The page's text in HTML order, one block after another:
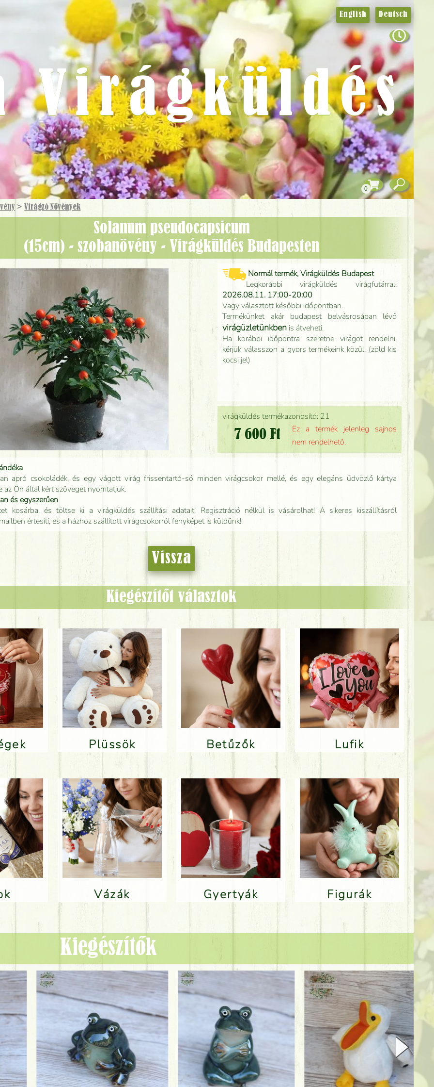
> Virágzó Növények
Solanum pseudocapsicum
(15cm) - szobanövény - Virágküldés Budapesten
virágküldés termékazonosító: 21
7 600 Ft
Ez a termék jelenleg sajnos
nem rendelhető.
Normál termék, Virágküldés Budapest
Legkorábbi virágküldés virágfutárral:
2026.08.11. 17:00-20:00
Vagy választott későbbi időpontban.
Termékünket akár budapest belvásrosában lévő
virágüzletünkben is átveheti.
Ha korábbi időpontra szeretne virágot rendelni,
kérjük válasszon a gyors termékeink közül. (zöld kis
kocsi jel)
apró csokoládék, és egy vágott virág frissentartó-só minden virágcsokor mellé, és egy elegáns üdvözlő kártya
az Ön által kért szöveget nyomtatjuk.
és egyszerűen
kosárba, és töltse ki a virágküldés szállítási adatait! Regisztráció nélkül is vásárolhat! A sikeres kiszállításról
értesíti, és a házhoz szállított virágcsokorról fényképet is küldünk!
Vissza
Kiegészítőt választok
Plüssök Betűzők Lufik
Vázák Gyertyák Figurák
English Deutsch
Virágküldés
0
Kiegészítők